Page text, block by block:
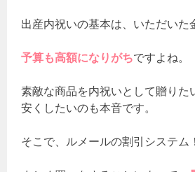
出産内祝いの基本は、いただいた
予算も高額になりがちですよね。
素敵な商品を内祝いとして贈りた
安くしたいのも本音です。
そこで、ルメールの割引システム！